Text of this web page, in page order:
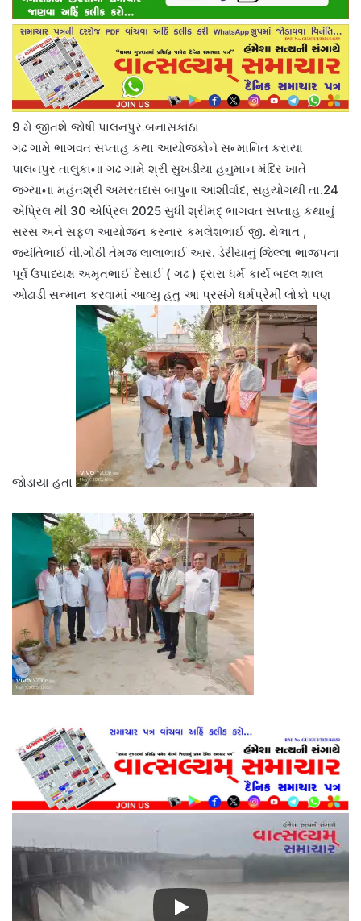
9 મે જીતશે જોષી પાલનપુર બનાસકાંઠા
ગઢ ગામે ભાગવત સપ્તાહ કથા આયોજકોને સન્માનિત કરાયા
પાલનપુર તાલુકાના ગઢ ગામે શ્રી સુખડીયા હનુમાન મંદિર ખાતે
જગ્યાના મહંતશ્રી અમરતદાસ બાપુના આશીર્વાદ, સહયોગથી તા.24
એપ્રિલ થી 30 એપ્રિલ 2025 સુધી શ્રીમદ્ ભાગવત સપ્તાહ કથાનું
સરસ અને સફળ આયોજન કરનાર કમલેશભાઈ જી. થેભાત ,
જયંતિભાઈ વી.ગોઠી તેમજ લાલાભાઈ આર. ડેરીયાનું જિલ્લા ભાજપના
પૂર્વ ઉપાધ્યક્ષ અમૃતભાઈ દેસાઈ ( ગઢ ) દ્રારા ધર્મ કાર્ય બદલ શાલ
ઓઢાડી સન્માન કરવામાં આવ્યુ હતુ આ પ્રસંગે ધર્મપ્રેમી લોકો પણ
જોડાયા હતા